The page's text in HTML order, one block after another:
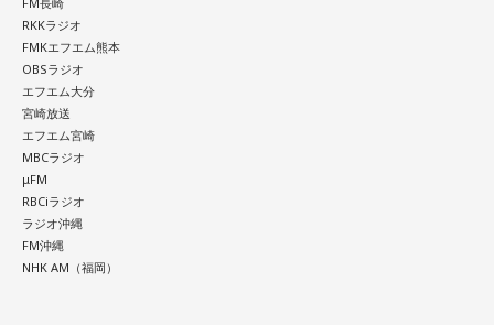
03. Cobalt Express
04. Marmalade Island
05. Paris-Nice
06. Journey To Aurora
07. Last Train To Summer
08. Black Ice
09. TANBI（耽美）
10.TanTan
＜かつしかトリオライブ情報＞
『かつしかトリオ COBALT EXPRESS TOUR 2026』
Mom / meiyo / 名誉伝説 / mekakushe / MONONOKE / 桃色
ドロシー / 808 / yummy'g / 『ユイカ』 / 夕方と猫 / YU’S
(ex.YUTORI-SEDAI) / yutori / 揺らいで凪 / 「夜と同時に、動
き出す。」 / Rip van cats / RIP DISHONOR / リュベンス /
Re.ripe / ルイ / ろぜっと° / wapiti
10/11(日) 出演
Arche / Ayllton / 青いガーネット / Aonowa / AKAMONE /
Akyk / あすなろ白昼夢 / Absolute area / AND CALL. /
RKKラジオ
FMKエフエム熊本
OBSラジオ
エフエム大分
宮崎放送
エフエム宮崎
MBCラジオ
μFM
RBCiラジオ
ラジオ沖縄
FM沖縄
NHK AM（福岡）